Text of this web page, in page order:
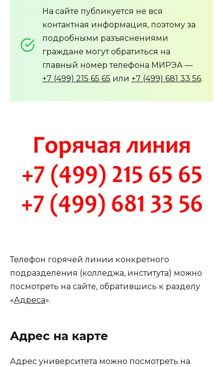
На сайте публикуется не вся
контактная информация, поэтому за
подробными разъяснениями
граждане могут обратиться на
главный номер телефона МИРЭА —
+7 (499) 215 65 65 или +7 (499) 681 33 56.
Телефон горячей линии конкретного
подразделения (колледжа, института) можно
посмотреть на сайте, обратившись к разделу
«Адреса».
Адрес на карте
Адрес университета можно посмотреть на